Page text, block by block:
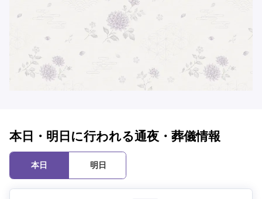
本日・明日に行われる通夜・葬儀情報
本日 明日